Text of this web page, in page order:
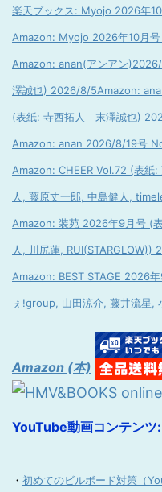
楽天ブックス: Myojo 2026年
Amazon: Myojo 2026年10月
Amazon: anan(アンアン
澤誠也) 2026/8/5Amazon:
(表紙: 寺西拓人 末澤誠也)
Amazon: anan 2026/8/19号
Amazon: CHEER Vol.72 (表
人, 藤原丈一郎, 中島健人,
Amazon: 装苑 2026年9月号 (
人, 川尻蓮, RUI(STARGLOW))
Amazon: BEST STAGE 2026
ぇ!group, 山田涼介, 藤井流星
Amazon (本)
YouTube動画コンテンツ:
・ 初めてのビルボード対策（